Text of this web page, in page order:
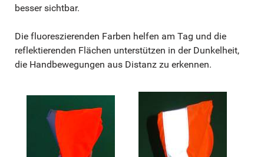
besser sichtbar.
Die fluoreszierenden Farben helfen am Tag und die
reflektierenden Flächen unterstützen in der Dunkelheit,
die Handbewegungen aus Distanz zu erkennen.